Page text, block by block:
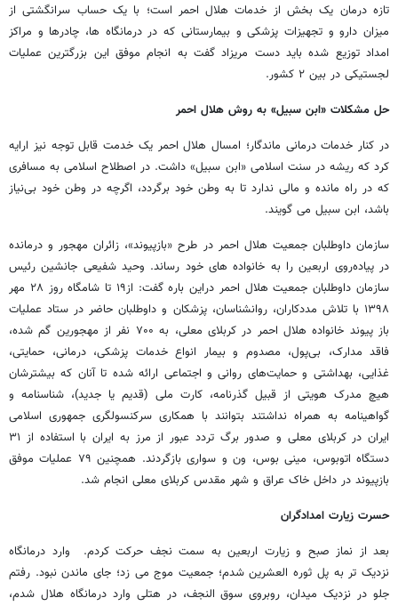
تازه درمان یک بخش از خدمات هلال احمر است؛ با یک حساب سرانگشتی از
میزان دارو و تجهیزات پزشکی و بیمارستانی که در درمانگاه ها، چادرها و مراکز
امداد توزیع شده باید دست مریزاد گفت به انجام موفق این بزرگترین عملیات
لجستیکی در بین ۲ کشور.
حل مشکلات «ابن سبیل» به روش هلال احمر
در کنار خدمات درمانی ماندگار؛ امسال هلال احمر یک خدمت قابل توجه نیز ارایه
کرد که ریشه در سنت اسلامی «ابن سبیل» داشت. در اصطلاح اسلامی به مسافری
که در راه مانده و مالی ندارد تا به وطن خود برگردد، اگرچه در وطن خود بی‌نیاز
باشد، ابن سبیل می گویند.
سازمان داوطلبان جمعیت هلال احمر در طرح «بازپیوند»، زائران مهجور و درمانده
در پیاده‌روی اربعین را به خانواده های خود رساند. وحید شفیعی جانشین رئیس
سازمان داوطلبان جمعیت هلال احمر دراین باره گفت: از۱۹ تا شامگاه روز ۲۸ مهر
۱۳۹۸ با تلاش مددکاران، روانشناسان، پزشکان و داوطلبان حاضر در ستاد عملیات
باز پیوند خانواده هلال احمر در کربلای معلی، به ۷۰۰ نفر از مهجورین گم شده،
فاقد مدارک، بی‌پول، مصدوم و بیمار انواع خدمات پزشکی، درمانی، حمایتی،
غذایی، بهداشتی و حمایت‌های روانی و اجتماعی ارائه شده تا آنان که بیشترشان
هیچ مدرک هویتی از قبیل گذرنامه، کارت ملی (قدیم یا جدید)، شناسنامه و
گواهینامه به همراه نداشتند بتوانند با همکاری سرکنسولگری جمهوری اسلامی
ایران در کربلای معلی و صدور برگ تردد عبور از مرز به ایران با استفاده از ٣١
دستگاه اتوبوس، مینی بوس، ون و سواری بازگردند. همچنین ۷۹ عملیات موفق
بازپیوند در داخل خاک عراق و شهر مقدس کربلای معلی انجام شد.
حسرت زیارت امدادگران
بعد از نماز صبح و زیارت اربعین به سمت نجف حرکت کردم. وارد درمانگاه
نزدیک تر به پل ثوره العشرین شدم؛ جمعیت موج می زد؛ جای ماندن نبود. رفتم
جلو در نزدیک میدان، روبروی سوق النجف، در هتلی وارد درمانگاه هلال شدم،